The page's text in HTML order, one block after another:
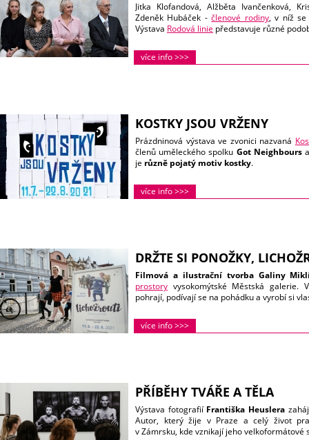
Jitka Klofandová, Alžběta Ivančenková,
Zdeněk Hubáček -členové rodiny, v níž se
Výstava Rodová linie představuje různé
více info >>>
KOSTKY JSOU VRŽENY
Prázdninová výstava ve zvonici nazvaná
členů uměleckého spolku Got Neighboursa
je různě pojatý motiv kostky.
více info >>>
DRŽTE SI PONOŽKY,
Filmová a ilustrační tvorba Galiny
prostory vysokomýtské Městská galerie.
pohrají, podívají se na pohádku a vyrobí si
více info >>>
PŘÍBĚHY TVÁŘE A TĚLA
Výstava fotografií Františka Heuslera
Autor, který žije v Praze a celý život
v Zámrsku, kde vznikají jeho velkoformátové